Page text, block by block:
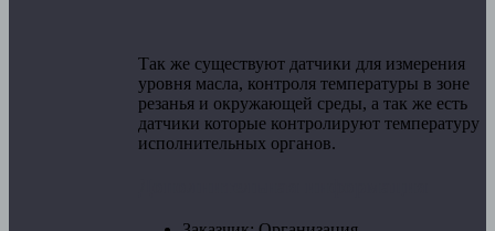
Так же существуют датчики для измерения
уровня масла, контроля температуры в зоне
резанья и окружающей среды, а так же есть
датчики которые контролируют температуру
исполнительных органов.